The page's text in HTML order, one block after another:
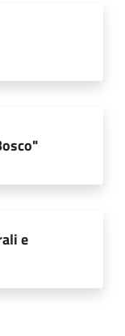
e